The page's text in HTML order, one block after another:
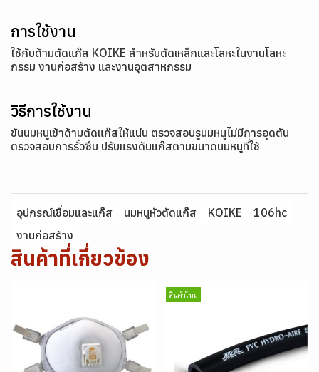
การใช้งาน
ใช้กับด้ามตัดแก๊ส KOIKE สำหรับตัดเหล็กและโลหะในงานโลหะ
กรรม งานก่อสร้าง และงานอุตสาหกรรม
วิธีการใช้งาน
ขันนมหนูเข้าด้ามตัดแก๊สให้แน่น ตรวจสอบรูนมหนูไม่มีการอุดตัน
ตรวจสอบการรั่วซึม ปรับแรงดันแก๊สตามขนาดนมหนูที่ใช้
อุปกรณ์เชื่อมและแก๊ส นมหนูหัวตัดแก๊ส KOIKE
106hc
งานก่อสร้าง
สินค้าที่เกี่ยวข้อง
สินค้าใหม่